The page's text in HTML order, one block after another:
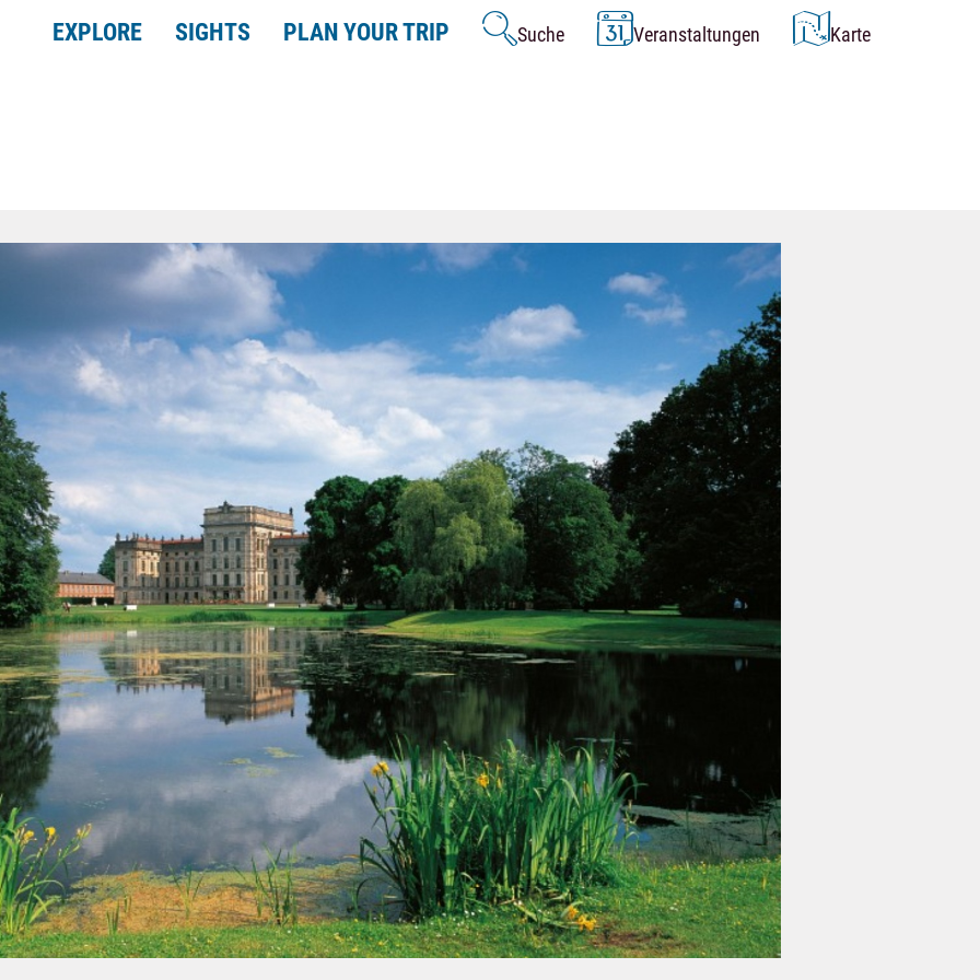
EXPLORE SIGHTS PLAN YOUR TRIP Suche Veranstaltungen Karte